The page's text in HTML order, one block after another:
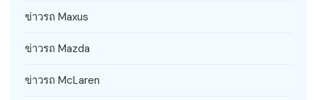
ข่าวรถ Maxus
ข่าวรถ Mazda
ข่าวรถ McLaren